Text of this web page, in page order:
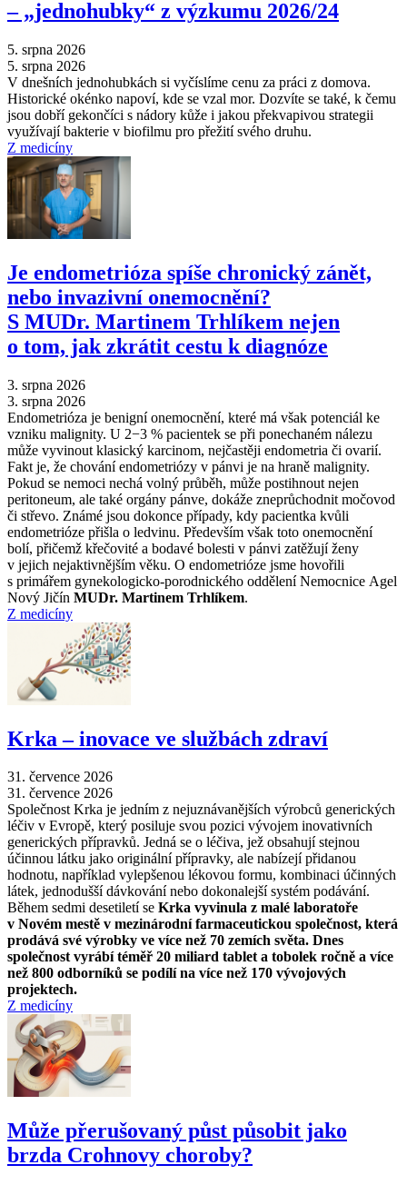
–⁠ „jednohubky“ z výzkumu 2026/24
5. srpna 2026
5. srpna 2026
V dnešních jednohubkách si vyčíslíme cenu za práci z domova.
Historické okénko napoví, kde se vzal mor. Dozvíte se také, k čemu
jsou dobří gekončíci s nádory kůže i jakou překvapivou strategii
využívají bakterie v biofilmu pro přežití svého druhu.
Z medicíny
Je endometrióza spíše chronický zánět,
nebo invazivní onemocnění?
S MUDr. Martinem Trhlíkem nejen
o tom, jak zkrátit cestu k diagnóze
3. srpna 2026
3. srpna 2026
Endometrióza je benigní onemocnění, které má však potenciál ke
vzniku malignity. U 2−3 % pacientek se při ponechaném nálezu
může vyvinout klasický karcinom, nejčastěji endometria či ovarií.
Fakt je, že chování endometriózy v pánvi je na hraně malignity.
Pokud se nemoci nechá volný průběh, může postihnout nejen
peritoneum, ale také orgány pánve, dokáže zneprůchodnit močovod
či střevo. Známé jsou dokonce případy, kdy pacientka kvůli
endometrióze přišla o ledvinu. Především však toto onemocnění
bolí, přičemž křečovité a bodavé bolesti v pánvi zatěžují ženy
v jejich nejaktivnějším věku. O endometrióze jsme hovořili
s primářem gynekologicko-porodnického oddělení Nemocnice Agel
Nový Jičín MUDr. Martinem Trhlíkem.
Z medicíny
Krka –⁠ inovace ve službách zdraví
31. července 2026
31. července 2026
Společnost Krka je jedním z nejuznávanějších výrobců generických
léčiv v Evropě, který posiluje svou pozici vývojem inovativních
generických přípravků. Jedná se o léčiva, jež obsahují stejnou
účinnou látku jako originální přípravky, ale nabízejí přidanou
hodnotu, například vylepšenou lékovou formu, kombinaci účinných
látek, jednodušší dávkování nebo dokonalejší systém podávání.
Během sedmi desetiletí se Krka vyvinula z malé laboratoře
v Novém mestě v mezinárodní farmaceutickou společnost, která
prodává své výrobky ve více než 70 zemích světa. Dnes
společnost vyrábí téměř 20 miliard tablet a tobolek ročně a více
než 800 odborníků se podílí na více než 170 vývojových
projektech.
Z medicíny
Může přerušovaný půst působit jako
brzda Crohnovy choroby?